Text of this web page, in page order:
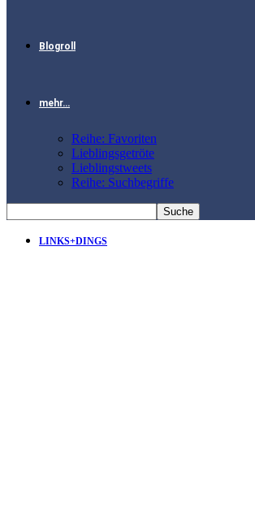
Blogroll
mehr…
Reihe: Favoriten
Lieblingsgetröte
Lieblingstweets
Reihe: Suchbegriffe
LINKS+DINGS